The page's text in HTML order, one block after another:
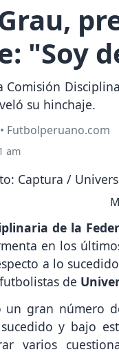
"Soy
Comisión
su hinchaje.
• Futbolperuano.com
am
de la
en los
a lo
de
un gran número
y bajo
varios